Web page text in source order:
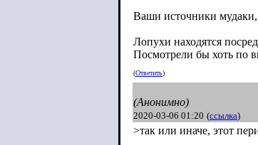
Ваши источники мудаки,
Лопухи находятся
Посмотрели бы хоть по
(Ответить)
(Анонимно)
2020-03-06 01:20 (ссылка)
>так или иначе, этот